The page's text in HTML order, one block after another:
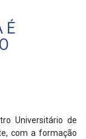
É
Universitário de
com a formação